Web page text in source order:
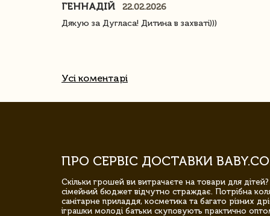
ГЕННАДІЙ
22.02.2026
Дякую за Дугласа! Дитина в захваті)))
Усі коментарі
ПРО СЕРВІС ДОСТАВКИ
Скільки грошей ви витрачаєте на товари для
сімейний бюджет відчутно страждає. Потрібна
санітарне приладдя, косметика та багато різних
іграшки молоді батьки скуповують практично